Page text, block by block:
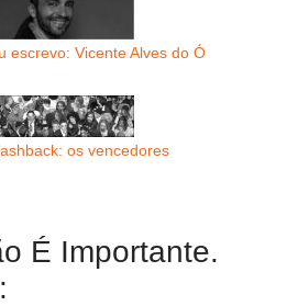
escrevo: Vicente Alves do Ó
os vencedores
É Importante.